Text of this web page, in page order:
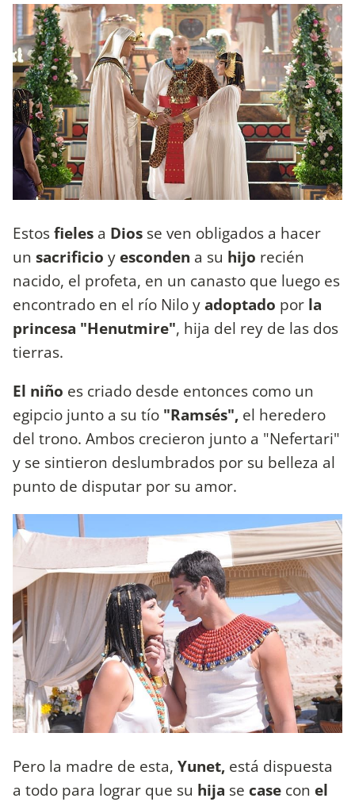
Estosfieles a Dios se ven obligados a hacer
un sacrificio y esconden a su hijo recién
nacido, el profeta, en un canasto que luego es
encontrado en el río Nilo yadoptado por la
princesa "Henutmire", hija del rey de las dos
tierras.
El niño es criado desde entonces como un
egipcio junto a su tío "Ramsés", el heredero
del trono. Ambos crecieron junto a "Nefertari"
y se sintieron deslumbrados por su belleza al
punto de disputar por su amor.
Pero la madre de esta, Yunet, está dispuesta
a todo para lograr que su hija se case con el